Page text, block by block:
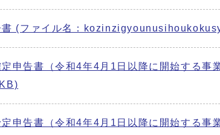
書 (ファイル名：
申告書（令和4年4月1日以降に開始する
申告書（令和4年4月1日以降に開始する